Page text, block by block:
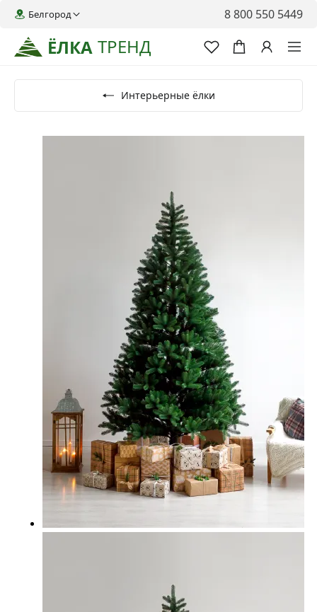
ЁЛКА ТРЕНД
Белгород 8 800 550 5449
Интерьерные ёлки